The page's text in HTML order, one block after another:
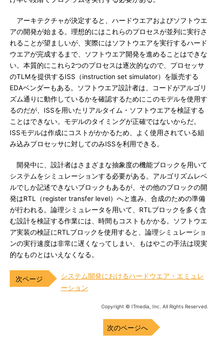
アーキテクチャが決定すると、ハードウエアおよびソフトウエ
アの開発が始まる。理想的にはこれらのプロセスが並列に実行さ
れることが望ましいが、実際にはソフトウエアを実行するハード
ウエアが完成するまで、ソフトウエア開発を進めることはできな
い。本質的にこれら2つのプロセスは逐次的なので、プロセッサ
のTLMを提供するISS（instruction set simulator）を販売する
EDAベンダーもある。ソフトウエア設計者は、コードがアルゴリ
ズム通りに動作しているかを確認するためにこのモデルを使用す
るのだが、ISSを用いたリアルタイム・ソフトウエアを検証する
ことはできない。モデルのタイミングが正確ではないからだ。
ISSモデルは作成にコストがかかるため、よく使用されている組
み込みプロセッサに対してのみISSを利用できる。
開発中に、設計者はさまざまな抽象度の機能ブロックを用いて
システムをシミュレーションする必要がある。アルゴリズムレベ
ルでしか記述できないブロックもあるが、その他のブロックの開
発はRTL（register transfer level）へと進み、合成のための準備
が行われる。論理シミュレータを用いて、RTLブロックを多く含
む設計を検証する作業には、時間もコストもかかる。ソフトウエ
ア実装の検証にRTLブロックを使用すると、論理シミュレーショ
ンの実行速度は非常に遅くなってしまい、もはやこの手法は現実
的なものとはいえなくなる。
システム開発におけるハードウエア・エミュレ
ーション
Copyright © ITmedia, Inc. All Rights Reserved.
次のページへ